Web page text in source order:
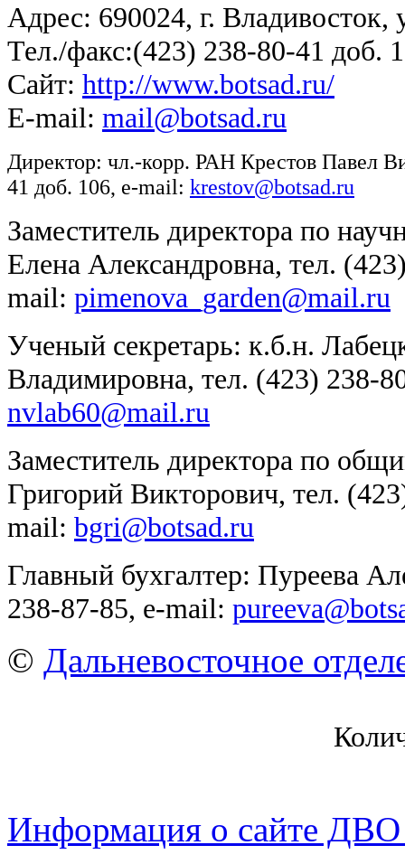
Адрес: 690024, г. Владивосток,
Тел./факс:(423) 238-80-41 доб.
Сайт: http://www.botsad.ru/
E-mail: mail@botsad.ru
Директор: чл.-корр. РАН Крестов Павел
41 доб. 106, e-mail: krestov@botsad.ru
Заместитель директора по
Елена Александровна, тел.
mail: pimenova_garden@mail.ru
Ученый секретарь: к.б.н.
Владимировна, тел. (423) 238-
nvlab60@mail.ru
Заместитель директора по
Григорий Викторович, тел.
mail: bgri@botsad.ru
Главный бухгалтер: Пуреева
238-87-85, e-mail:
© Дальневосточное
Информация о сайте